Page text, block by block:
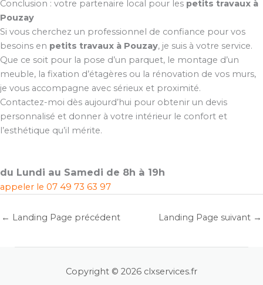
Conclusion : votre partenaire local pour les petits travaux à
Pouzay
Si vous cherchez un professionnel de confiance pour vos
besoins en petits travaux à Pouzay, je suis à votre service.
Que ce soit pour la pose d’un parquet, le montage d’un
meuble, la fixation d’étagères ou la rénovation de vos murs,
je vous accompagne avec sérieux et proximité.
Contactez-moi dès aujourd’hui pour obtenir un devis
personnalisé et donner à votre intérieur le confort et
l’esthétique qu’il mérite.
du Lundi au Samedi de 8h à 19h
appeler le 07 49 73 63 97
← Landing Page précédent Landing Page suivant →
Copyright © 2026 clxservices.fr